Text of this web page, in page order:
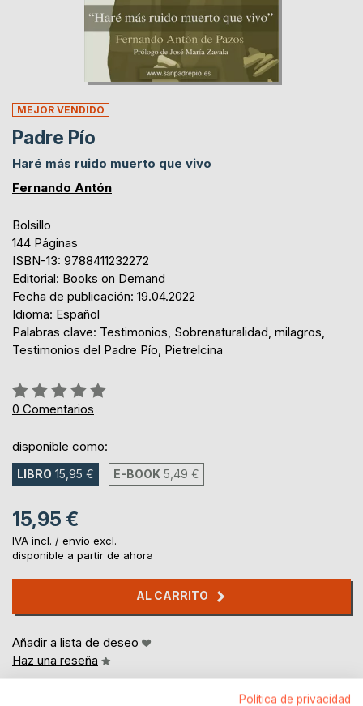
MEJOR VENDIDO
Padre Pío
Haré más ruido muerto que vivo
Fernando Antón
Bolsillo
144 Páginas
ISBN-13: 9788411232272
Editorial: Books on Demand
Fecha de publicación: 19.04.2022
Idioma: Español
Palabras clave: Testimonios, Sobrenaturalidad, milagros,
Testimonios del Padre Pío, Pietrelcina
Rating:
0%
0 Comentarios
disponible como:
LIBRO 15,95 € E-BOOK 5,49 €
15,95 €
IVA incl. / envío excl.
disponible a partir de ahora
AL CARRITO
Añadir a lista de deseo
Haz una reseña
Política de privacidad